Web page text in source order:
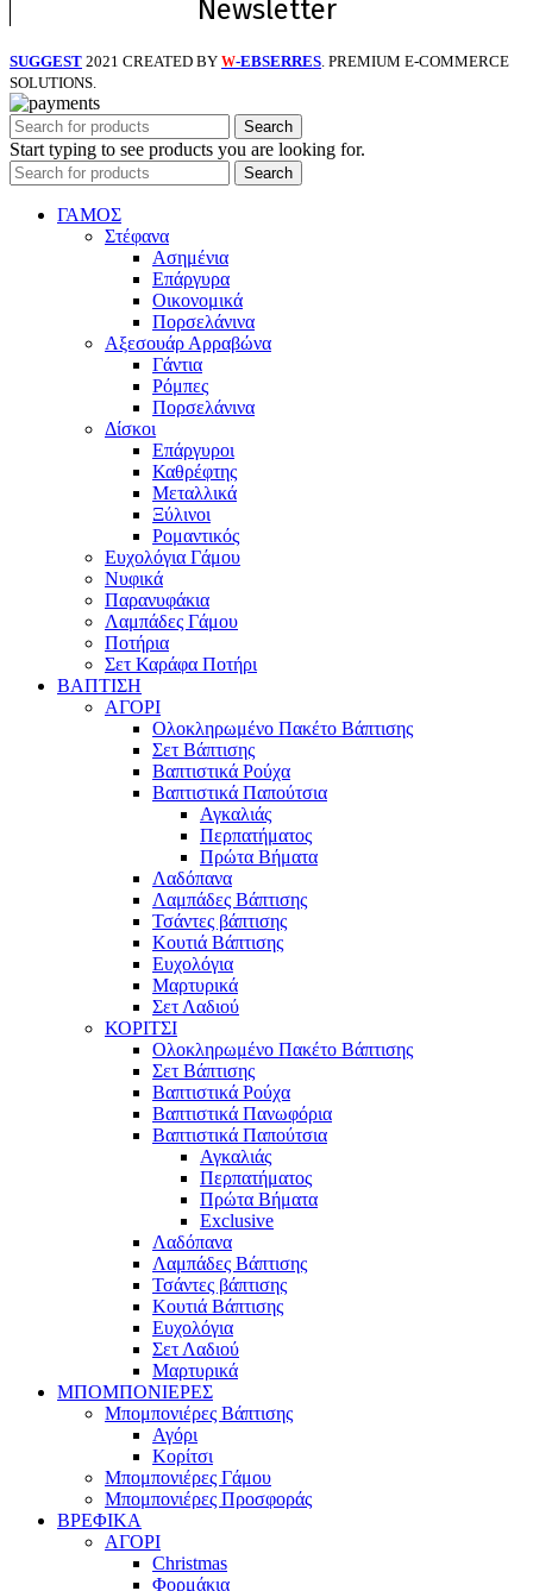
Newsletter
SUGGEST 2021 CREATED BY W-EBSERRES . PREMIUM E-COMMERCE
SOLUTIONS.
Search
Start typing to see products you are looking for.
Search
ΓΑΜΟΣ
Στέφανα
Ασημένια
Επάργυρα
Οικονομικά
Πορσελάνινα
Αξεσουάρ Αρραβώνα
Γάντια
Ρόμπες
Πορσελάνινα
Δίσκοι
Επάργυροι
Καθρέφτης
Μεταλλικά
Ξύλινοι
Ρομαντικός
Ευχολόγια Γάμου
Νυφικά
Παρανυφάκια
Λαμπάδες Γάμου
Ποτήρια
Σετ Καράφα Ποτήρι
ΒΑΠΤΙΣΗ
ΑΓΟΡΙ
Ολοκληρωμένο Πακέτο Βάπτισης
Σετ Βάπτισης
Βαπτιστικά Ρούχα
Βαπτιστικά Παπούτσια
Αγκαλιάς
Περπατήματος
Πρώτα Βήματα
Λαδόπανα
Λαμπάδες Βάπτισης
Τσάντες βάπτισης
Κουτιά Βάπτισης
Ευχολόγια
Μαρτυρικά
Σετ Λαδιού
ΚΟΡΙΤΣΙ
Ολοκληρωμένο Πακέτο Βάπτισης
Σετ Βάπτισης
Βαπτιστικά Ρούχα
Βαπτιστικά Πανωφόρια
Βαπτιστικά Παπούτσια
Αγκαλιάς
Περπατήματος
Πρώτα Βήματα
Exclusive
Λαδόπανα
Λαμπάδες Βάπτισης
Τσάντες βάπτισης
Κουτιά Βάπτισης
Ευχολόγια
Σετ Λαδιού
Μαρτυρικά
ΜΠΟΜΠΟΝΙΕΡΕΣ
Μπομπονιέρες Βάπτισης
Αγόρι
Κορίτσι
Μπομπονιέρες Γάμου
Μπομπονιέρες Προσφοράς
ΒΡΕΦΙΚΑ
ΑΓΟΡΙ
Christmas
Φορμάκια